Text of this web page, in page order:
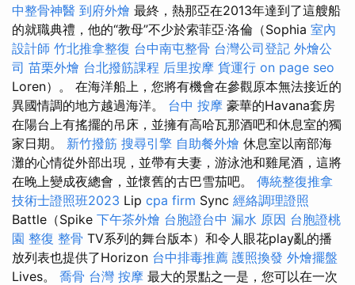
中整骨神醫 到府外燴 最終，熱那亞在2013年達到了這艘船
的就職典禮，他的“教母”不少於索菲亞·洛倫（Sophia 室內
設計師 竹北推拿整復 台中南屯整骨 台灣公司登記 外燴公
司 苗栗外燴 台北撥筋課程 后里按摩 貨運行 on page seo
Loren）。 在海洋船上，您將有機會在參觀原本無法接近的
異國情調的地方越過海洋。 台中 按摩 豪華的Havana套房
在陽台上有搖擺的吊床，並擁有高哈瓦那酒吧和休息室的獨
家日期。 新竹撥筋 搜尋引擎 自助餐外燴 休息室以南部海
灘的心情從外部出現，並帶有夫妻，游泳池和雞尾酒，這將
在晚上變成夜總會，並懷舊的古巴雪茄吧。 傳統整復推拿
技術士證照班2023 Lip cpa firm Sync 經絡調理證照
Battle（Spike 下午茶外燴 台胞證台中 漏水 原因 台胞證桃
園 整復 整骨 TV系列的舞台版本）和令人眼花play亂的播
放列表也提供了Horizo​​n 台中排毒推薦 護照換發 外燴擺盤
Lives。 喬骨 台灣 按摩 最大的景點之一是，您可以在一次